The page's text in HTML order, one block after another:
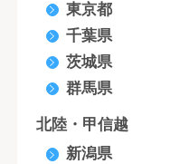
東京都
千葉県
茨城県
群馬県
北陸・甲信越
新潟県